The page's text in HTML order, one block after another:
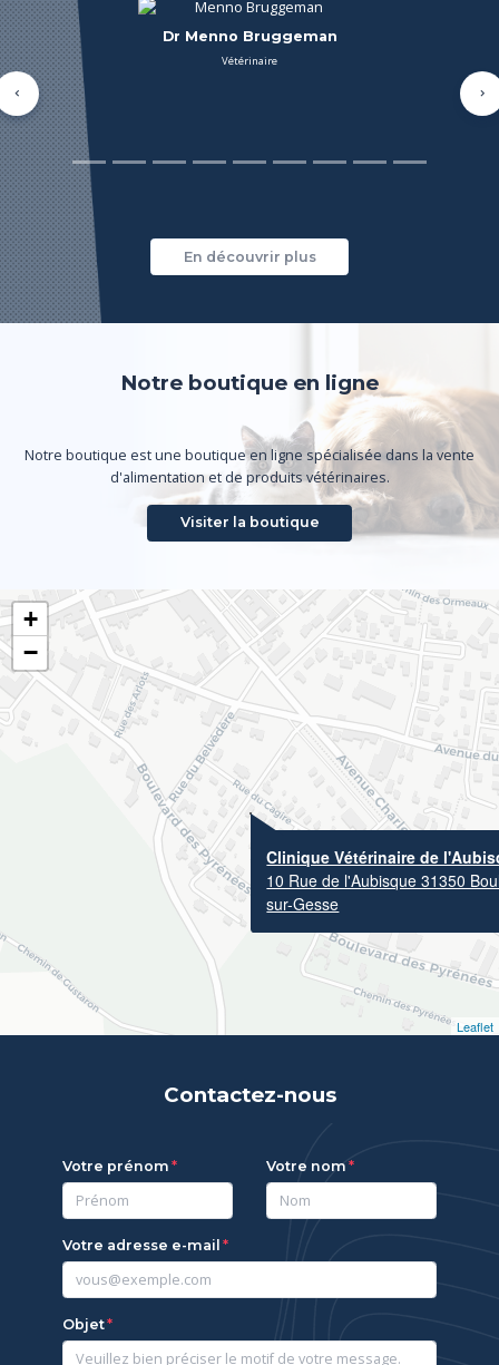
Docteur Vétérinaire Christophe Gravina
vétérinaire
Précédent
En découvrir plus
Notre boutique en ligne
Notre boutique est une boutique en ligne spécialisée dans la vente
d'alimentation et de produits vétérinaires.
Visiter la boutique
Clinique Vétérinaire de
10 Rue de l'Aubisque 31350
sur-Gesse
+
−
Leaflet
Contactez-nous
Votre prénom Votre nom
Votre adresse e-mail
Objet